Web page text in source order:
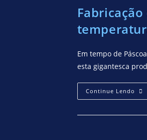
Em tempo de
esta gigantesca
Continue Lendo